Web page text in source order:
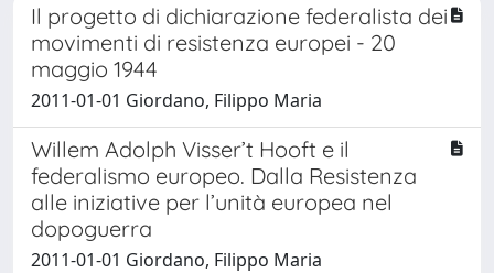
Il progetto di dichiarazione federalista dei
movimenti di resistenza europei - 20
maggio 1944
2011-01-01 Giordano, Filippo Maria
Willem Adolph Visser’t Hooft e il
federalismo europeo. Dalla Resistenza
alle iniziative per l’unità europea nel
dopoguerra
2011-01-01 Giordano, Filippo Maria